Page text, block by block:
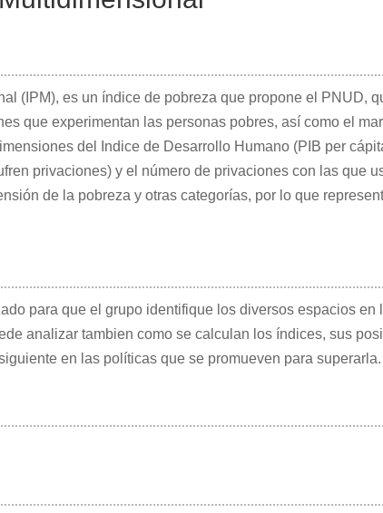
(IPM), es un índice de pobreza que propone el PNUD,
que experimentan las personas pobres, así como el
del Indice de Desarrollo Humano (PIB per
privaciones) y el número de privaciones con las que
de la pobreza y otras categorías, por lo que
para que el grupo identifique los diversos espacios
analizar tambien como se calculan los índices, sus
en las políticas que se promueven para superarla.